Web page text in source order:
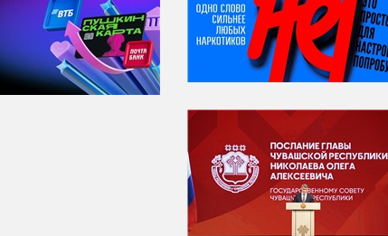
Я встретил вас – и
всё былое...